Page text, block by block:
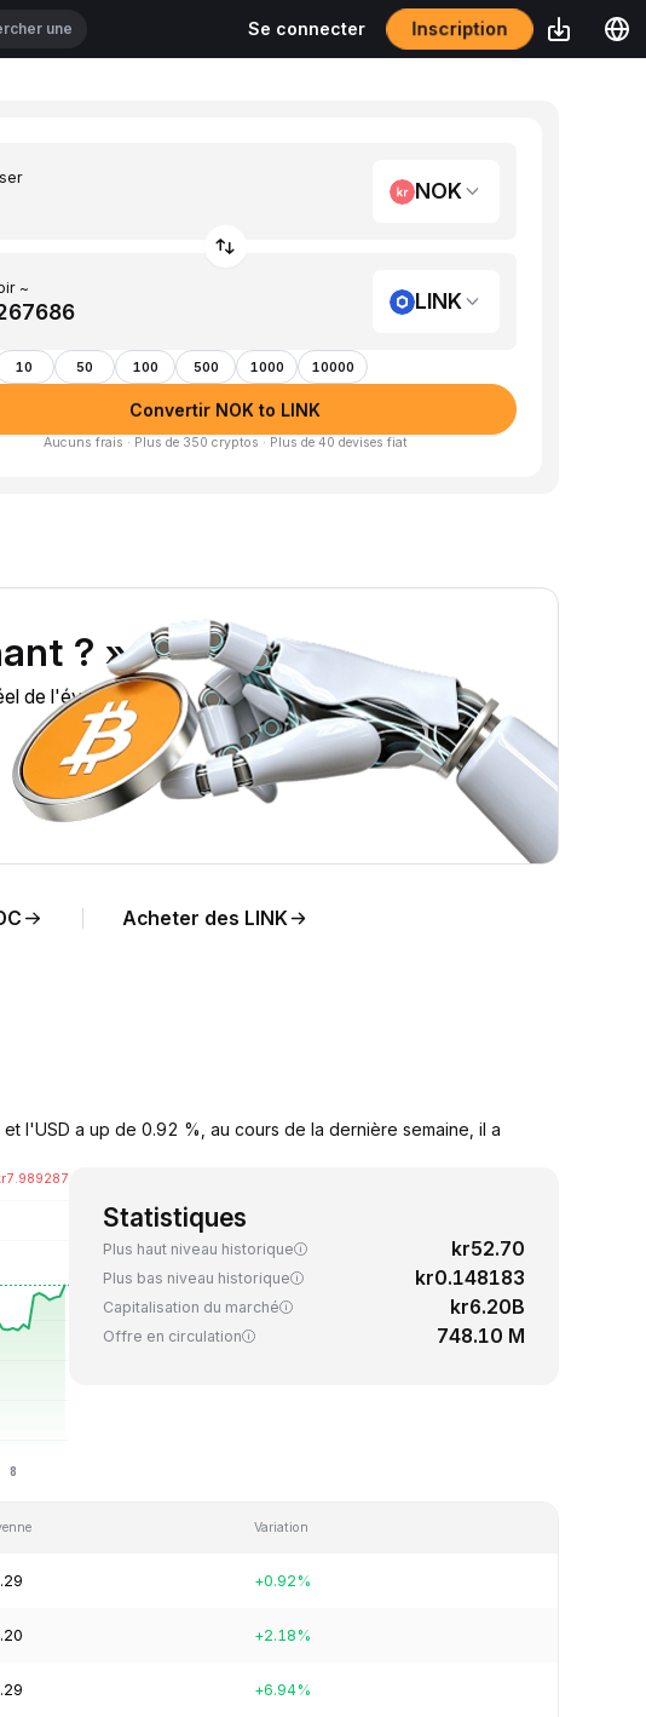
Se connecter Inscription
NOK
~
LINK
10 50 100 500 1000 10000
Convertir NOK to LINK
Aucuns frais · Plus de 350 cryptos · Plus de 40 devises fiat
? »
de l'évolution
Acheter des LINK
l'USD a up de 0.92 %, au cours de la dernière semaine, il a
7.989287
Statistiques
Plus haut niveau historique kr52.70
Plus bas niveau historique kr0.148183
Capitalisation du marché kr6.20B
Offre en circulation 748.10 M
Variation
+0.92%
+2.18%
+6.94%